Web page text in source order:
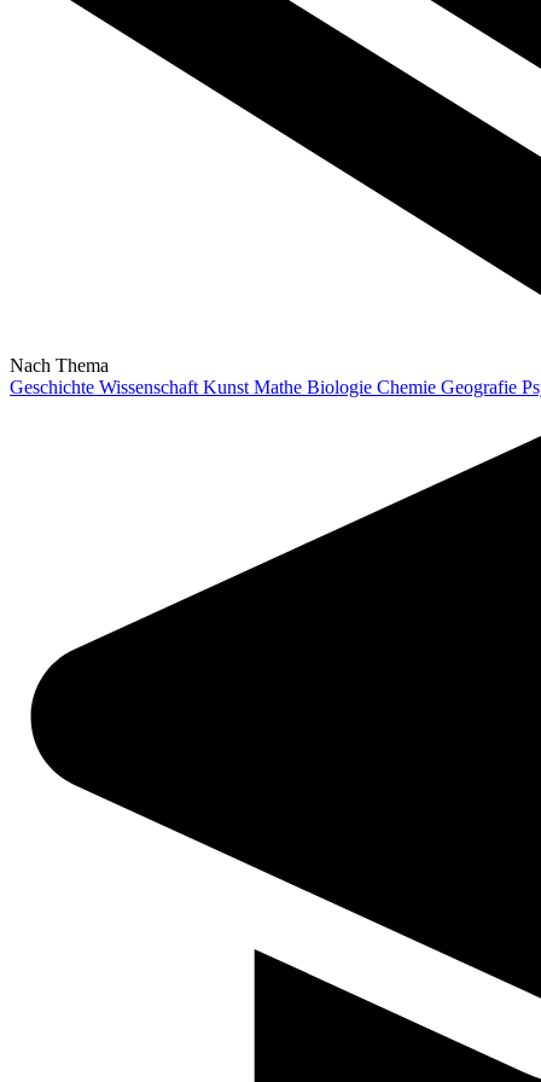
Nach Thema
Geschichte Wissenschaft Kunst Mathe Biologie Chemie Geografie